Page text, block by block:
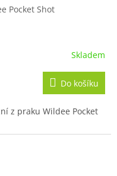
Pocket Shot
Skladem
Do košíku
z praku Wildee Pocket